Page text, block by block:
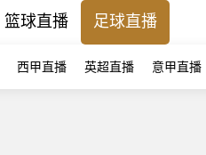
篮球直播 足球直播
西甲直播 英超直播 意甲直播